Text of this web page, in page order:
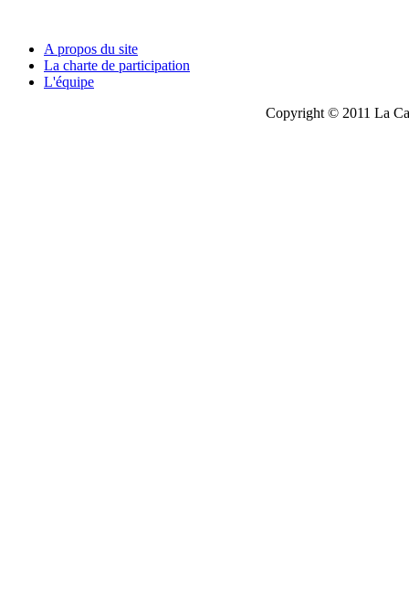
A propos du site
La charte de participation
L'équipe
Copyright © 2011 La